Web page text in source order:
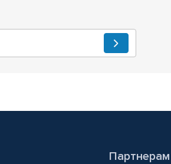
Партнерам